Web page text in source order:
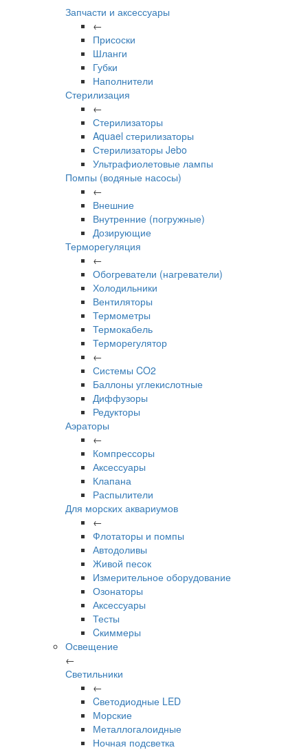
Запчасти и аксессуары
←
Присоски
Шланги
Губки
Наполнители
Стерилизация
←
Стерилизаторы
Aquael стерилизаторы
Стерилизаторы Jebo
Ультрафиолетовые лампы
Помпы (водяные насосы)
←
Внешние
Внутренние (погружные)
Дозирующие
Терморегуляция
←
Обогреватели (нагреватели)
Холодильники
Вентиляторы
Термометры
Термокабель
Терморегулятор
←
Системы CO2
Баллоны углекислотные
Диффузоры
Редукторы
Аэраторы
←
Компрессоры
Аксессуары
Клапана
Распылители
Для морских аквариумов
←
Флотаторы и помпы
Автодоливы
Живой песок
Измерительное оборудование
Озонаторы
Аксессуары
Тесты
Cкиммеры
Освещение
←
Светильники
←
Cветодиодные LED
Морские
Металлогалоидные
Ночная подсветка